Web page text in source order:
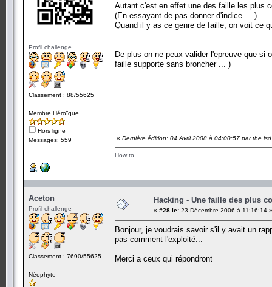
Profil challenge
Classement : 88/55625
Membre Héroïque
Hors ligne
Messages: 559
Autant c'est en effet une des faille les plus
(En essayant de pas donner d'indice ....)
Quand il y as ce genre de faille, on voit ce
De plus on ne peux valider l'epreuve que
faille supporte sans broncher ... )
« Dernière édition: 04 Avril 2008 à 04:00:57 par the lsd
How to...
Aceton
Profil challenge
Classement : 7690/55625
Néophyte
Hacking - Une faille des plus
« #28 le: 23 Décembre 2006 à 11:16:14 »
Bonjour, je voudrais savoir s'il y avait un
pas comment l'exploité...
Merci a ceux qui répondront